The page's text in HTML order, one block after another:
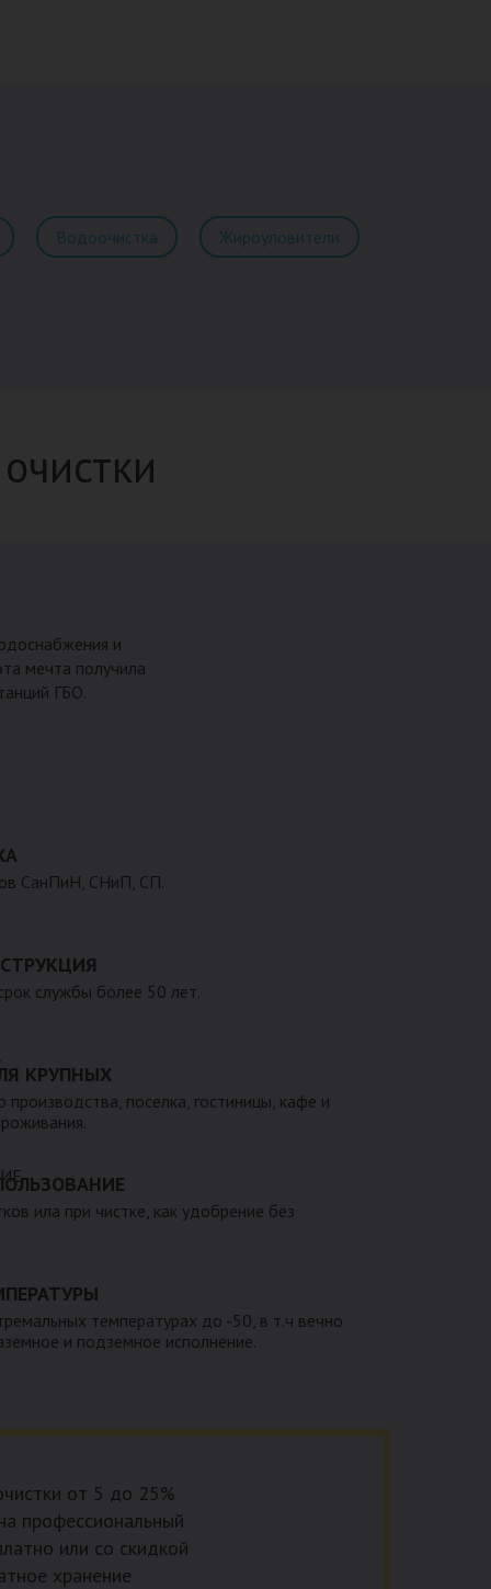
Водоочистка Жироуловители
и
мечта получила
ГБО.
СанПиН, СНиП, СП.
службы более 50 лет.
КРУПНЫХ
производства, поселка, гостиницы, кафе и
ила при чистке, как удобрение без
температурах до -50, в т.ч вечно
и подземное исполнение.
от 5 до 25%
профессиональный
или со скидкой
хранение